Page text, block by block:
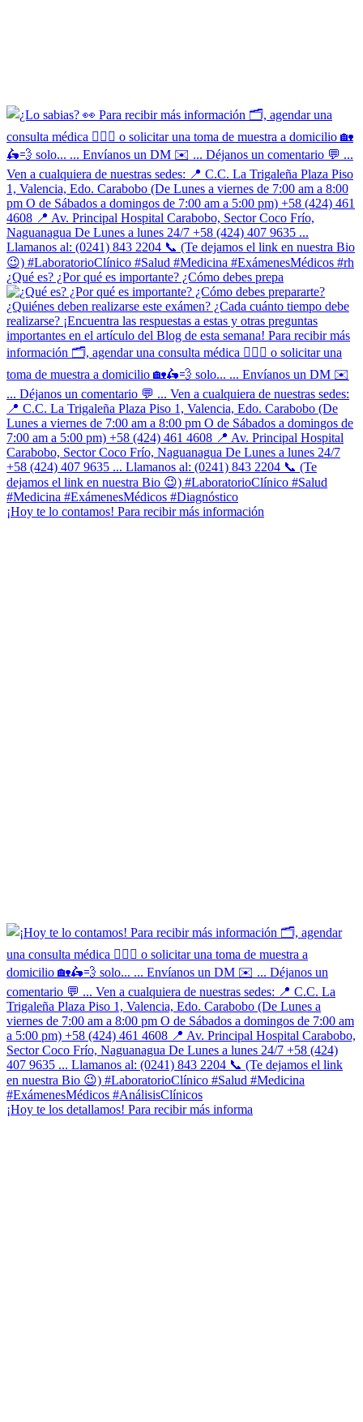
¿Qué es? ¿Por qué es importante? ¿Cómo debes prepa
¡Hoy te lo contamos! Para recibir más información
¡Hoy te los detallamos! Para recibir más informa